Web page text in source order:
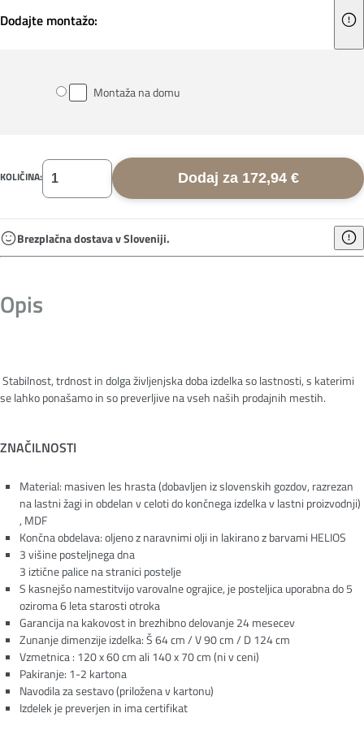
Dodajte montažo:
Montaža na domu
KOLIČINA: Dodaj za 172,94 €
Brezplačna dostava v Sloveniji.
Opis
Stabilnost, trdnost in dolga življenjska doba izdelka so lastnosti, s katerimi
se lahko ponašamo in so preverljive na vseh naših prodajnih mestih.
ZNAČILNOSTI
Material: masiven les hrasta (dobavljen iz slovenskih gozdov, razrezan
na lastni žagi in obdelan v celoti do končnega izdelka v lastni proizvodnji)
, MDF
Končna obdelava: oljeno z naravnimi olji in lakirano z barvami HELIOS
3 višine posteljnega dna
3 iztične palice na stranici postelje
S kasnejšo namestitvijo varovalne ograjice, je posteljica uporabna do 5
oziroma 6 leta starosti otroka
Garancija na kakovost in brezhibno delovanje 24 mesecev
Zunanje dimenzije izdelka: Š 64 cm / V 90 cm / D 124 cm
Vzmetnica : 120 x 60 cm ali 140 x 70 cm (ni v ceni)
Pakiranje: 1-2 kartona
Navodila za sestavo (priložena v kartonu)
Izdelek je preverjen in ima certifikat